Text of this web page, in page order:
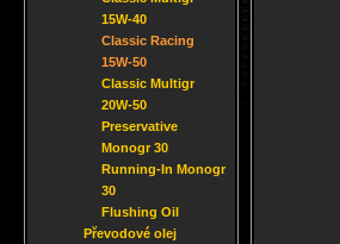
15W-40
Classic Racing
15W-50
Classic Multigr
20W-50
Preservative
Monogr 30
Running-In Monogr
30
Flushing Oil
Převodové olej